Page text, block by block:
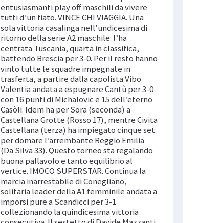
entusiasmanti play off maschili da vivere
tutti d’un fiato. VINCE CHI VIAGGIA. Una
sola vittoria casalinga nell’undicesima di
ritorno della serie A2 maschile: l’ha
centrata Tuscania, quarta in classifica,
battendo Brescia per 3-0. Per il resto hanno
vinto tutte le squadre impegnate in
trasferta, a partire dalla capolista Vibo
Valentia andata a espugnare Cantù per 3-0
con 16 punti di Michalovic e 15 dell’eterno
Casòli. Idem ha per Sora (seconda) a
Castellana Grotte (Rosso 17), mentre Civita
Castellana (terza) ha impiegato cinque set
per domare l’arrembante Reggio Emilia
(Da Silva 33). Questo torneo sta regalando
buona pallavolo e tanto equilibrio al
vertice. IMOCO SUPERSTAR. Continua la
marcia inarrestabile di Conegliano,
solitaria leader della A1 femminile andata a
imporsi pure a Scandicci per 3-1
collezionando la quindicesima vittoria